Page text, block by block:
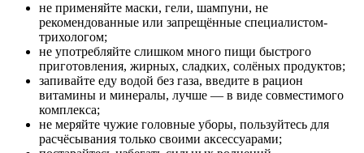
не применяйте маски, гели, шампуни, не
рекомендованные или запрещённые специалистом-
трихологом;
не употребляйте слишком много пищи быстрого
приготовления, жирных, сладких, солёных продуктов;
запивайте еду водой без газа, введите в рацион
витамины и минералы, лучше — в виде совместимого
комплекса;
не меряйте чужие головные уборы, пользуйтесь для
расчёсывания только своими аксессуарами;